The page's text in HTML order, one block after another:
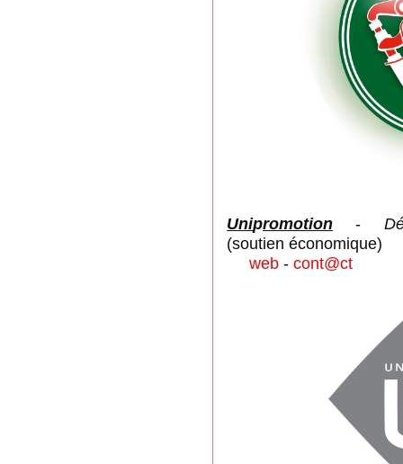
Unipromotion -
(soutien économique)
web - cont@ct